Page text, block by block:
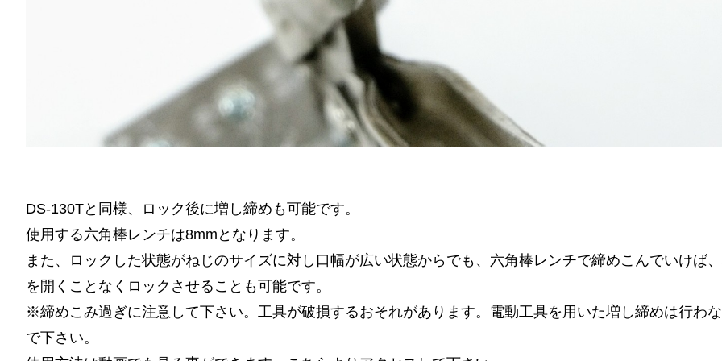
DS-130Tと同様、ロック後に増し締めも可能です。
使用する六角棒レンチは8mmとなります。
また、ロックした状態がねじのサイズに対し口幅が広い状態からでも、六角棒レンチで締めこんでいけば
を開くことなくロックさせることも可能です。
※締めこみ過ぎに注意して下さい。工具が破損するおそれがあります。電動工具を用いた増し締めは行わ
で下さい。